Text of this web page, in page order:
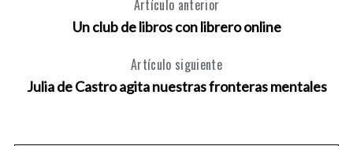
Artículo anterior
Un club de libros con librero online
Artículo siguiente
Julia de Castro agita nuestras fronteras mentales